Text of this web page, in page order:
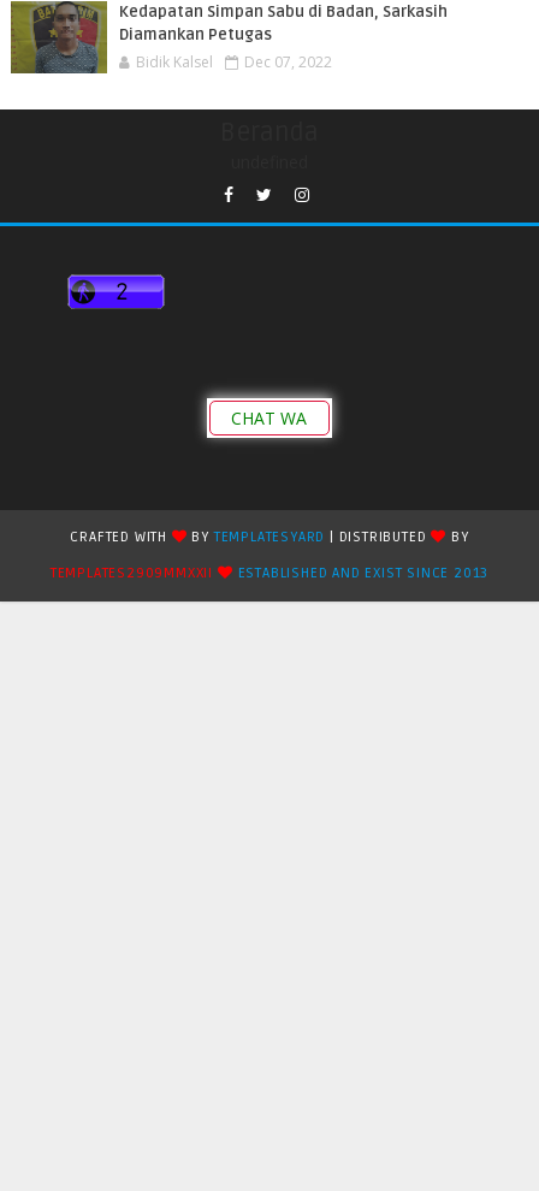
Kedapatan Simpan Sabu di Badan, Sarkasih
Diamankan Petugas
Bidik Kalsel Dec 07, 2022
CHAT WA
CRAFTED WITH BYTEMPLATESYARD | DISTRIBUTED
BY
TEMPLATES2909MMXXII
ESTABLISHED AND EXIST SINCE 2013